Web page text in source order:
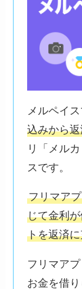
メルペイ
込みから
リ「メル
スです。
フリマア
じて金利
トを返済
フリマア
お金を借